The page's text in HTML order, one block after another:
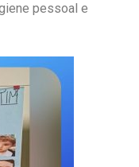
pessoal e